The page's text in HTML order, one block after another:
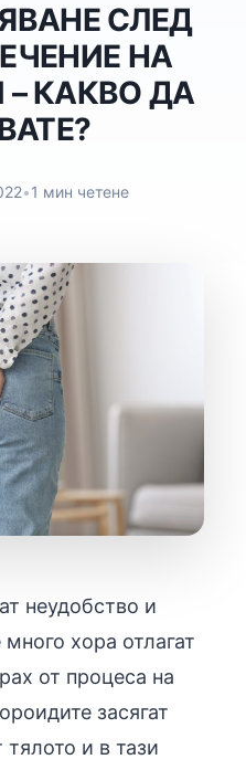
СЛЕД
НА
КАКВО ДА
•1 мин четене
неудобство и
хора отлагат
от процеса на
засягат
тялото и в тази